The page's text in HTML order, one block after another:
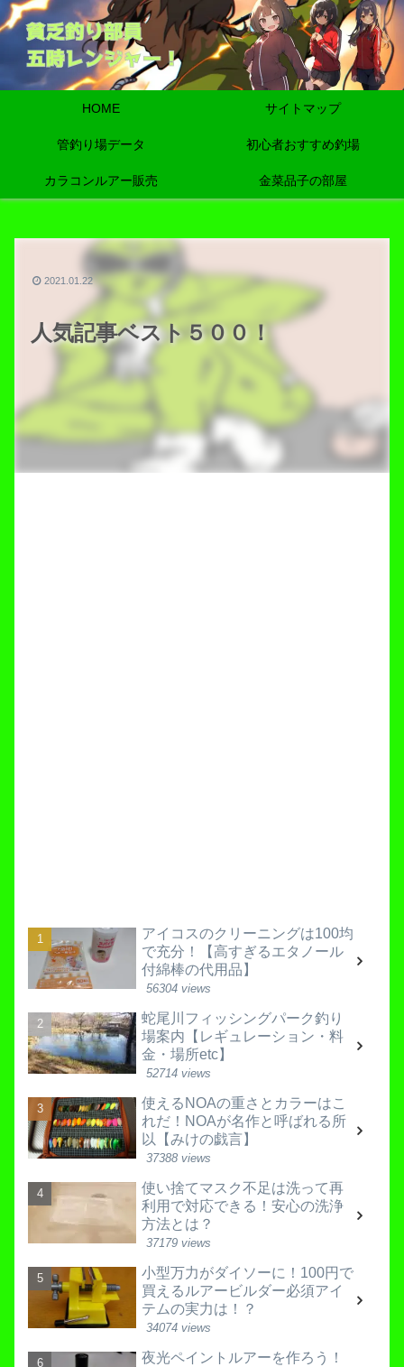
HOME サイトマップ
管釣り場データ 初心者おすすめ釣場
カラコンルアー販売 金菜品子の部屋
人気記事ベスト５００！
2021.01.22
アイコスのクリーニングは100均
で充分！【高すぎるエタノール
付綿棒の代用品】
56304 views
蛇尾川フィッシングパーク釣り
場案内【レギュレーション・料
金・場所etc】
52714 views
使えるNOAの重さとカラーはこ
れだ！NOAが名作と呼ばれる所
以【みけの戯言】
37388 views
使い捨てマスク不足は洗って再
利用で対応できる！安心の洗浄
方法とは？
37179 views
小型万力がダイソーに！100円で
買えるルアービルダー必須アイ
テムの実力は！？
34074 views
夜光ペイントルアーを作ろう！